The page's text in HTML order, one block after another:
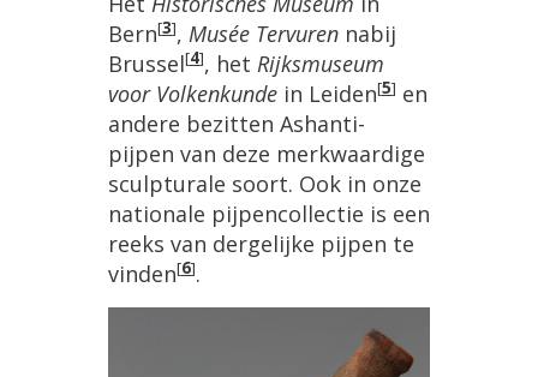
Bern[3], Musée Tervuren nabij
Brussel[4], het Rijksmuseum
voor Volkenkunde in Leiden[5] en
andere bezitten Ashanti-
pijpen van deze merkwaardige
sculpturale soort. Ook in onze
nationale pijpencollectie is een
reeks van dergelijke pijpen te
vinden[6].